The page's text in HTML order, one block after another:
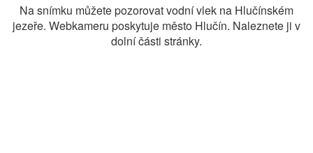
Na snímku můžete pozorovat vodní vlek na Hlučínském
jezeře. Webkameru poskytuje město Hlučín. Naleznete ji v
dolní části stránky.